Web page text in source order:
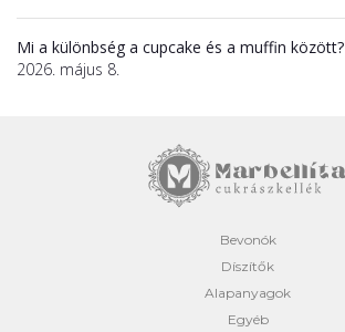
Mi a különbség a cupcake és a muffin között?
2026. május 8.
Bevonók
Díszítők
Alapanyagok
Egyéb